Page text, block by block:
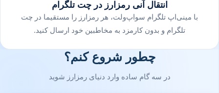
انتقال آنی رمزارز در چت تلگرام
با مینی‌اپ تلگرام سواپ‌ولت، هر رمزارز را مستقیما در چت
تلگرام و بدون کارمزد به مخاطبین خود ارسال کنید.
چطور شروع کنم؟
در سه گام ساده وارد دنیای رمزارز شوید